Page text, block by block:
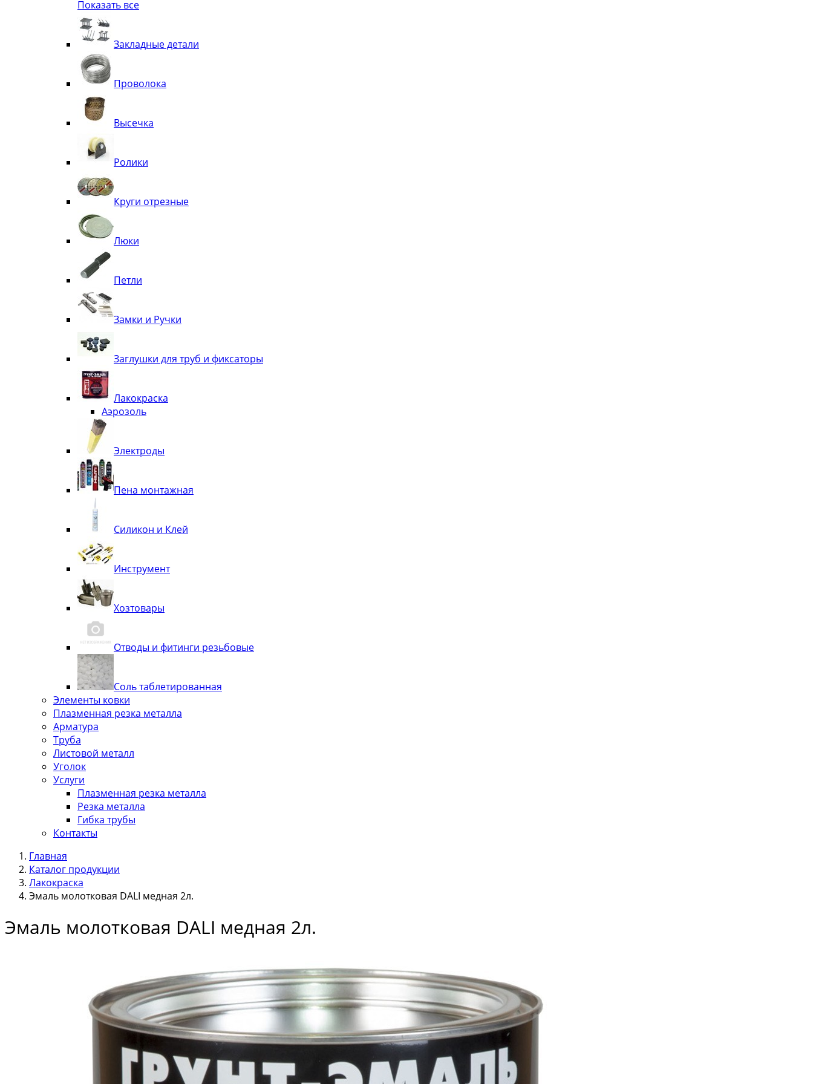
Квадрат
Труба декоративная
Элементы орнамента из квадрата, трубы
Узоры
Лавки
Показать все
Закладные детали
Проволока
Высечка
Ролики
Круги отрезные
Люки
Петли
Замки и Ручки
Заглушки для труб и фиксаторы
Лакокраска
Аэрозоль
Электроды
Пена монтажная
Силикон и Клей
Инструмент
Хозтовары
Отводы и фитинги резьбовые
Соль таблетированная
Элементы ковки
Плазменная резка металла
Арматура
Труба
Листовой металл
Уголок
Услуги
Плазменная резка металла
Резка металла
Гибка трубы
Контакты
Главная
Каталог продукции
Лакокраска
Эмаль молотковая DALI медная 2л.
Эмаль молотковая DALI медная 2л.